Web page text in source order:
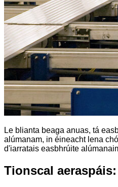
Le blianta beaga anuas, tá
alúmanam, in éineacht lena
d'iarratais easbhrúite
Tionscal aeraspáis: